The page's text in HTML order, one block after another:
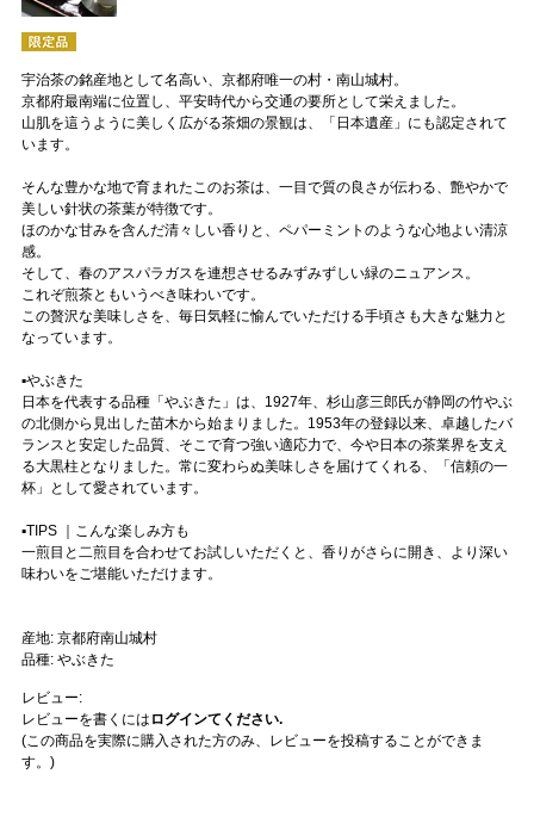
宇治茶の銘産地として名高い、京都府唯一の村・南山城村。
京都府最南端に位置し、平安時代から交通の要所として栄えました。
山肌を這うように美しく広がる茶畑の景観は、「日本遺産」にも認定されて
います。
そんな豊かな地で育まれたこのお茶は、一目で質の良さが伝わる、艶やかで
美しい針状の茶葉が特徴です。
ほのかな甘みを含んだ清々しい香りと、ペパーミントのような心地よい清涼
感。
そして、春のアスパラガスを連想させるみずみずしい緑のニュアンス。
これぞ煎茶ともいうべき味わいです。
この贅沢な美味しさを、毎日気軽に愉んでいただける手頃さも大きな魅力と
なっています。
▪️やぶきた
日本を代表する品種「やぶきた」は、1927年、杉山彦三郎氏が静岡の竹やぶ
の北側から見出した苗木から始まりました。1953年の登録以来、卓越したバ
ランスと安定した品質、そこで育つ強い適応力で、今や日本の茶業界を支え
る大黒柱となりました。常に変わらぬ美味しさを届けてくれる、「信頼の一
杯」として愛されています。
▪️TIPS ｜こんな楽しみ方も
一煎目と二煎目を合わせてお試しいただくと、香りがさらに開き、より深い
味わいをご堪能いただけます。
産地: 京都府南山城村
品種: やぶきた
レビュー:
レビューを書くには ログインてください.
(この商品を実際に購入された方のみ、レビューを投稿することができま
す。)